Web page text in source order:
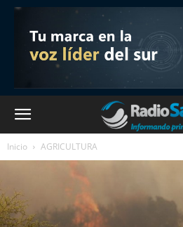
Inicio AGRICULTURA